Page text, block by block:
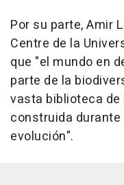
Por su parte, Amir
Centre de la
que "el mundo en
parte de la
vasta biblioteca
construida
evolución".